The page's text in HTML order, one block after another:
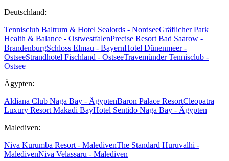
Deutschland:
Tennisclub Baltrum & Hotel Sealords - NordseeGräflicher Park
Health & Balance - OstwestfalenPrecise Resort Bad Saarow -
BrandenburgSchloss Elmau - BayernHotel Dünenmeer -
OstseeStrandhotel Fischland - OstseeTravemünder Tennisclub -
Ostsee
Ägypten:
Aldiana Club Naga Bay - ÄgyptenBaron Palace ResortCleopatra
Luxury Resort Makadi BayHotel Sentido Naga Bay - Ägypten
Malediven:
Niva Kurumba Resort - MaledivenThe Standard Huruvalhi -
MaledivenNiva Velassaru - Malediven